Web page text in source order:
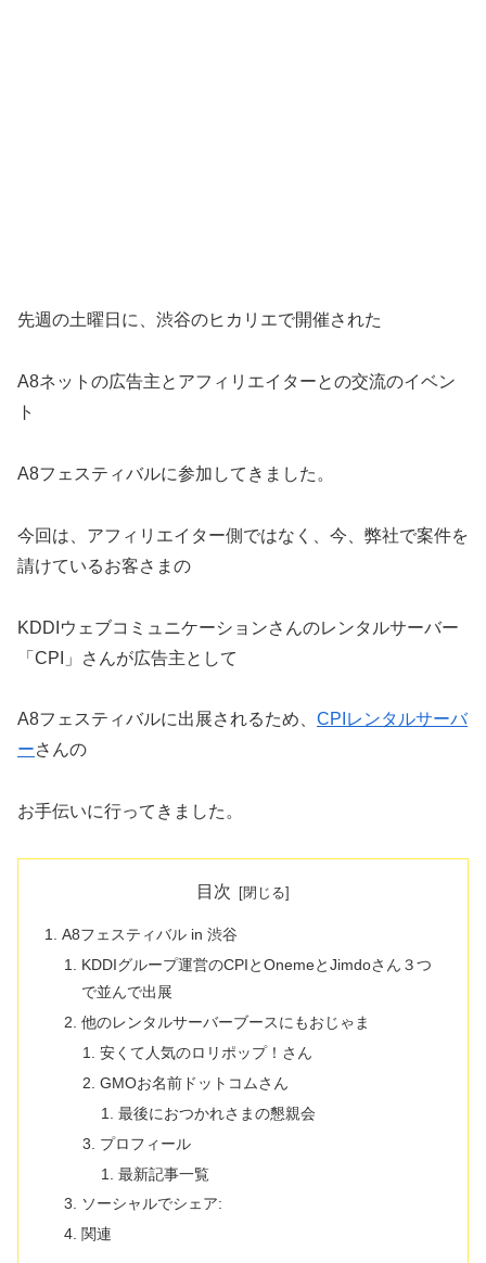
先週の土曜日に、渋谷のヒカリエで開催された
A8ネットの広告主とアフィリエイターとの交流のイベン
ト
A8フェスティバルに参加してきました。
今回は、アフィリエイター側ではなく、今、弊社で案件を
請けているお客さまの
KDDIウェブコミュニケーションさんのレンタルサーバー
「CPI」さんが広告主として
A8フェスティバルに出展されるため、 CPIレンタルサーバ
ーさんの
お手伝いに行ってきました。
目次
A8フェスティバル in 渋谷
KDDIグループ運営のCPIとOnemeとJimdoさん３つ
で並んで出展
他のレンタルサーバーブースにもおじゃま
安くて人気のロリポップ！さん
GMOお名前ドットコムさん
最後におつかれさまの懇親会
プロフィール
最新記事一覧
ソーシャルでシェア:
関連